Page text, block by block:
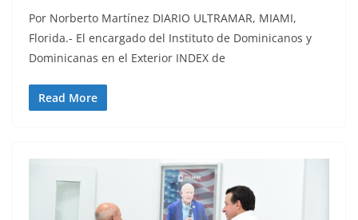
Por Norberto Martínez DIARIO ULTRAMAR, MIAMI,
Florida.- El encargado del Instituto de Dominicanos y
Dominicanas en el Exterior INDEX de
Read More